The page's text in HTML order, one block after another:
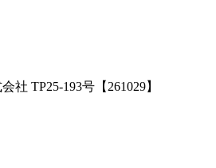
社 TP25-193号【261029】